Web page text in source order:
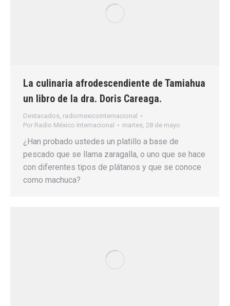
La culinaria afrodescendiente de Tamiahua
un libro de la dra. Doris Careaga.
Destacados radiomexicointernacional
Por Radio México Internacional martes, 28 de mayo
¿Han probado ustedes un platillo a base de
pescado que se llama zaragalla, o uno que se hace
con diferentes tipos de plátanos y que se conoce
como machuca?